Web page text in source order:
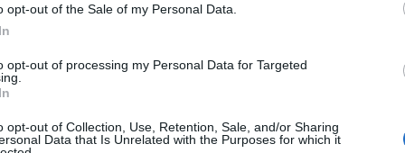
opt-out of the Sale of my Personal Data.
opt-out of processing my Personal Data for Targeted
opt-out of Collection, Use, Retention, Sale, and/or Sharing
Data that Is Unrelated with the Purposes for which it
Netanjahu, cáfolva azt az állítást,
Elképesztő rekordot